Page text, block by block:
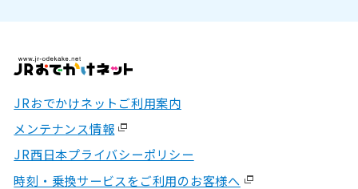
JRおでかけネットご利用案内
メンテナンス情報
JR西日本プライバシーポリシー
時刻・乗換サービスをご利用のお客様へ